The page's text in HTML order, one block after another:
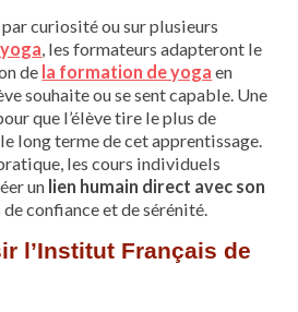
curiosité ou sur plusieurs
, les formateurs adapteront le
de la formation de yoga en
souhaite ou se sent capable. Une
que l’élève tire le plus de
long terme de cet apprentissage.
les cours individuels
un lien humain direct avec son
de confiance et de sérénité.
l’Institut Français de